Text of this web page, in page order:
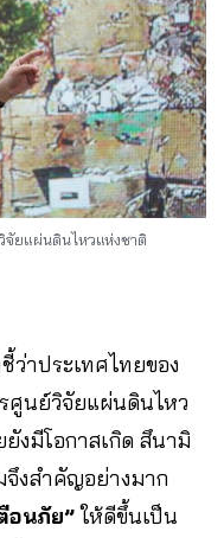
จัยแผ่นดินไหวแห่งชาติ
าประเทศไทยของ
ศูนย์วิจัยแผ่นดินไหว
งมีโอกาสเกิด สึนามิ
จึงสำคัญอย่างมาก
อนภัย”ให้ดีขึ้นเป็น